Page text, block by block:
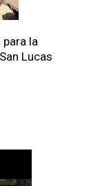
la
Lucas